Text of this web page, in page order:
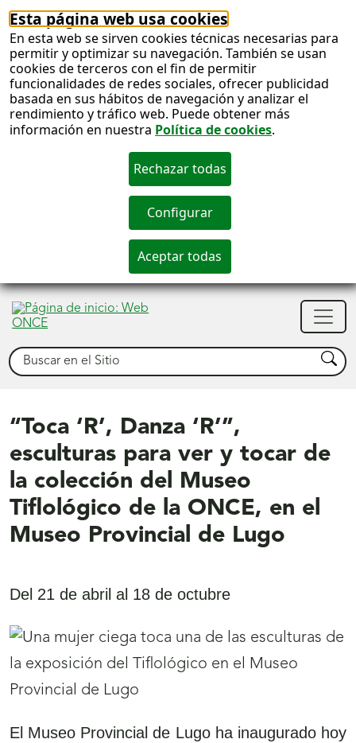
Esta página web usa cookies
En esta web se sirven cookies técnicas necesarias para
permitir y optimizar su navegación. También se usan
cookies de terceros con el fin de permitir
funcionalidades de redes sociales, ofrecer publicidad
basada en sus hábitos de navegación y analizar el
rendimiento y tráfico web. Puede obtener más
información en nuestra Política de cookies.
Buscar Buscar
“Toca ‘R’, Danza ‘R’”,
esculturas para ver y tocar de
la colección del Museo
Tiflológico de la ONCE, en el
Museo Provincial de Lugo
Del 21 de abril al 18 de octubre
El Museo Provincial de Lugo ha inaugurado hoy